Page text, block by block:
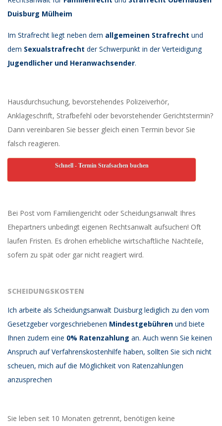
Duisburg Mülheim
Im Strafrecht liegt neben dem allgemeinen Strafrecht und
dem Sexualstrafrecht der Schwerpunkt in der Verteidigung
Jugendlicher und Heranwachsender.
Hausdurchsuchung, bevorstehendes Polizeiverhör,
Anklageschrift, Strafbefehl oder bevorstehender Gerichtstermin?
Dann vereinbaren Sie besser gleich einen Termin bevor Sie
falsch reagieren.
Schnell - Termin Strafsachen buchen
Bei Post vom Familiengericht oder Scheidungsanwalt Ihres
Ehepartners unbedingt eigenen Rechtsanwalt aufsuchen! Oft
laufen Fristen. Es drohen erhebliche wirtschaftliche Nachteile,
sofern zu spät oder gar nicht reagiert wird.
SCHEIDUNGSKOSTEN
Ich arbeite als Scheidungsanwalt Duisburg lediglich zu den vom
Gesetzgeber vorgeschriebenen Mindestgebühren und biete
Ihnen zudem eine 0% Ratenzahlung an. Auch wenn Sie keinen
Anspruch auf Verfahrenskostenhilfe haben, sollten Sie sich nicht
scheuen, mich auf die Möglichkeit von Ratenzahlungen
anzusprechen
Sie leben seit 10 Monaten getrennt, benötigen keine